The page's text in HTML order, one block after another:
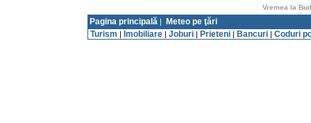
Vremea la
Pagina principală |
Meteo pe ţări
Turism | Imobiliare | Joburi | Prieteni | Bancuri | Coduri